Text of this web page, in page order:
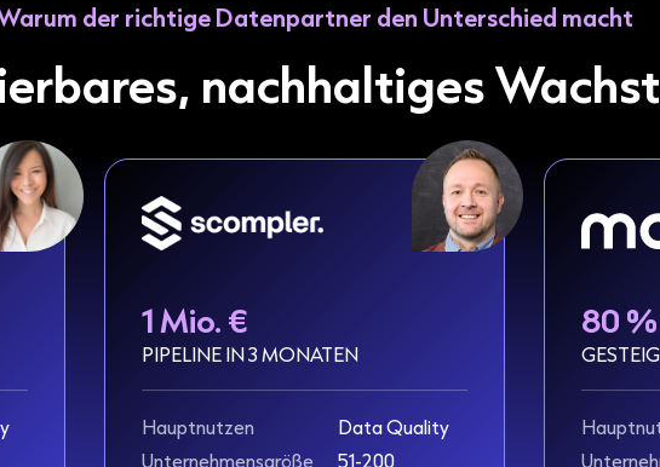
der richtige Datenpartner den Unterschied macht
nachhaltiges
1 Mio. €
PIPELINE IN 3 MONATEN
Hauptnutzen
Data Quality
Unternehmensgröße
51-200
80 %